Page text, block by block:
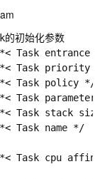
ID。
优先级。
信息。
初始化参数
Task entrance
Task priority
Task policy */
Task
Task stack size
Task name */
Task cpu